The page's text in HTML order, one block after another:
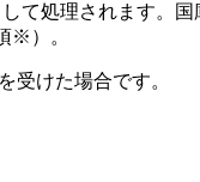
て処理されます。
※）。
受けた場合です。